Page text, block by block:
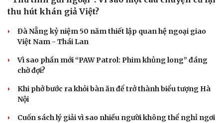
Văn học
Âm nhạc
Di sản
Thời trang
thu hút khán giả Việt?
Đà Nẵng kỷ niệm 50 năm thiết lập quan hệ ngoại giao
Việt Nam - Thái Lan
Vì sao phần mới “PAW Patrol: Phim khủng long” đáng
chờ đợi?
Khi phở bước ra khỏi bàn ăn để trở thành biểu tượng Hà
Nội
Cuốn sách lý giải vì sao nhiều người không thể nghỉ ngơi